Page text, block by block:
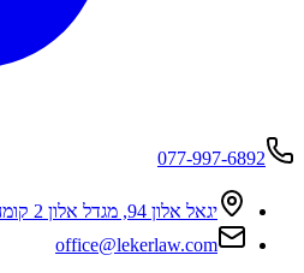
077-997-6892
יגאל אלון 94, מגדל אלון 2 קומה 31 תל אביב
office@lekerlaw.com